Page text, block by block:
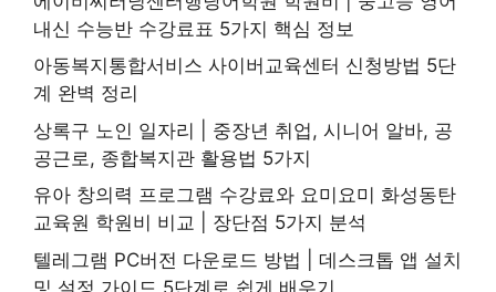
내신 수능반 수강료표 5가지 핵심 정보
아동복지통합서비스 사이버교육센터 신청방법 5단
계 완벽 정리
상록구 노인 일자리 | 중장년 취업, 시니어 알바, 공
공근로, 종합복지관 활용법 5가지
유아 창의력 프로그램 수강료와 요미요미 화성동탄
교육원 학원비 비교 | 장단점 5가지 분석
텔레그램 PC버전 다운로드 방법 | 데스크톱 앱 설치
및 설정 가이드 5단계로 쉽게 배우기